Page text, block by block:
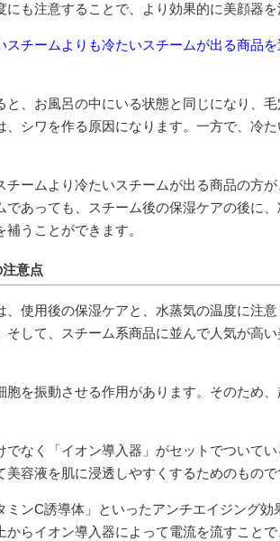
にも注意することで、より効果的に美顔器を
スチームよりも冷たいスチームが出る商品
と、お風呂の中にいる状態と同じになり、
、シワを作る原因になります。一方で、冷
チームより冷たいスチームが出る商品の方
であっても、スチーム後の保湿ケアの後に
うことができます。
意点
、使用後の保湿ケアと、水蒸気の温度に注
そして、スチーム系商品に並んで人気が高
胞を振動させる作用があります。そのため
でなく「イオン導入器」がセットでついて
美容液を肌に浸透しやすくするためのもので
ミンC誘導体」といったアンチエイジング効
からイオン導入器によって電流を流すこと